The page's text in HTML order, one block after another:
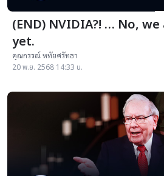
(END) NVIDIA?! … No,
yet.
คุณกรรณ์ หทัยศรัทธา
20 พ.ย. 2568 14:33 น.